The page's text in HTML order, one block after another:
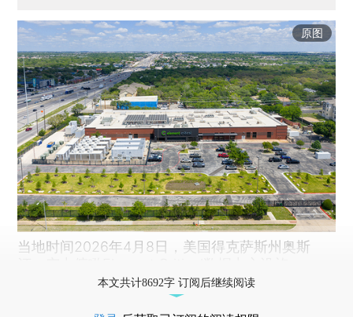
原图
当地时间2026年4月8日，美国得克萨斯州奥斯
本文共计8692字 订阅后继续阅读